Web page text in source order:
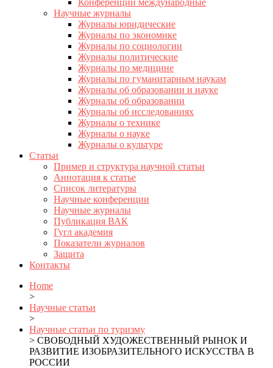
Конференции международные
Научные журналы
Журналы юридические
Журналы по экономике
Журналы по социологии
Журналы политические
Журналы по медицине
Журналы по гуманитарным наукам
Журналы об образовании и науке
Журналы об образовании
Журналы об исследованиях
Журналы о технике
Журналы о науке
Журналы о культуре
Статьи
Пример и структура научной статьи
Аннотация к статье
Список литературы
Научные конференции
Научные журналы
Публикация ВАК
Гугл академия
Показатели журналов
Защита
Контакты
Home
>
Научные статьи
>
Научные статьи по туризму
> СВОБОДНЫЙ ХУДОЖЕСТВЕННЫЙ РЫНОК И
РАЗВИТИЕ ИЗОБРАЗИТЕЛЬНОГО ИСКУССТВА В
РОССИИ